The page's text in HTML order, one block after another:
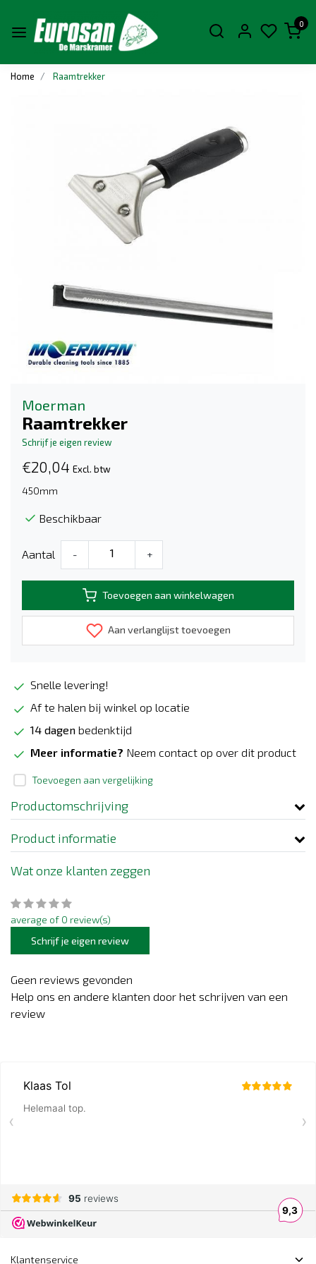
0
Home Raamtrekker
Moerman
Raamtrekker
Schrijf je eigen review
€20,04 Excl. btw
450mm
Beschikbaar
Aantal - +
Toevoegen aan winkelwagen
Aan verlanglijst toevoegen
Snelle levering!
Af te halen bij winkel op locatie
14 dagen bedenktijd
Meer informatie? Neem contact op over dit product
Toevoegen aan vergelijking
Productomschrijving
Product informatie
Wat onze klanten zeggen
average of 0 review(s)
Schrijf je eigen review
Geen reviews gevonden
Help ons en andere klanten door het schrijven van een
review
Klantenservice